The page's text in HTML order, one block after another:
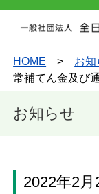
HOME > お知
常補てん金及び
お知らせ
2022年2月